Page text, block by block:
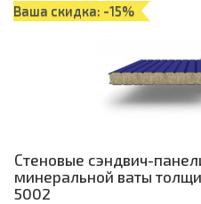
Ваша скидка: -15%
Стеновые сэндвич-
минеральной ваты
5002